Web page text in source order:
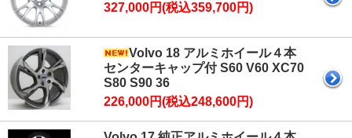
327,000円(税込359,700円)
Volvo 18 アルミホイール４本
センターキャップ付 S60 V60 XC70
S80 S90 36
226,000円(税込248,600円)